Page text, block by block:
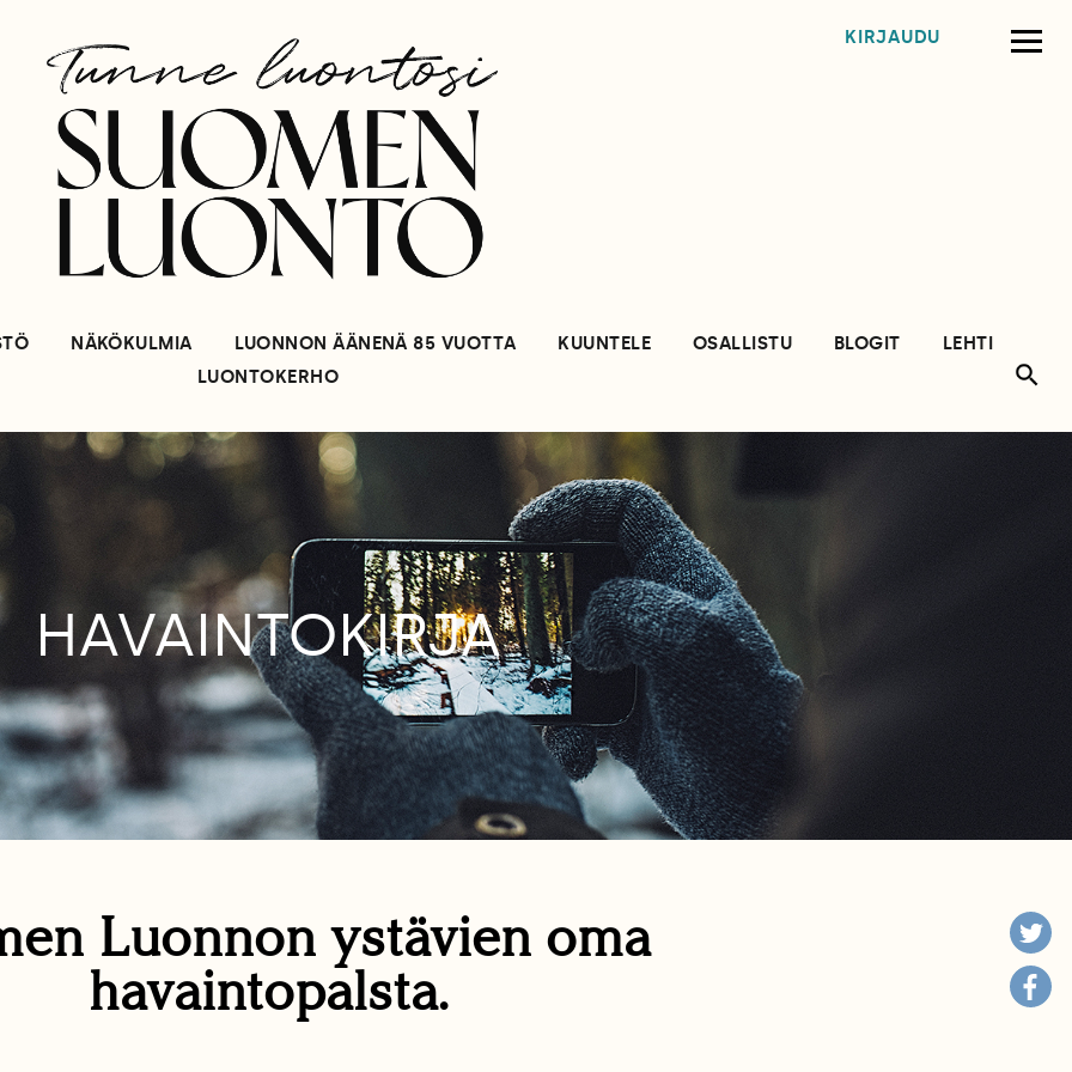
KIRJAUDU
NÄKÖKULMIA LUONNON ÄÄNENÄ 85 VUOTTA KUUNTELE OSALLISTU BLOGIT
LEHTI
LUONTOKERHO
HAVAINTOKIRJA
Luonnon ystävien oma
havaintopalsta.